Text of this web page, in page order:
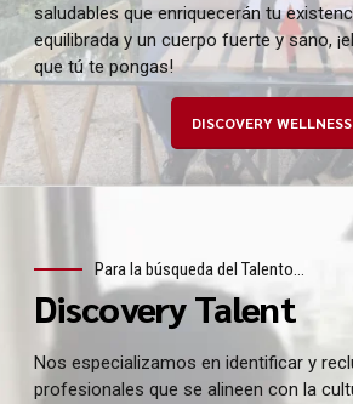
saludables que enriquecerán tu
equilibrada y un cuerpo fuerte y sano,
que tú te pongas!
DISCOVERY WELLNESS
Para la búsqueda del Talento...
Discovery Talent
Nos especializamos en identificar y
profesionales que se alineen con la